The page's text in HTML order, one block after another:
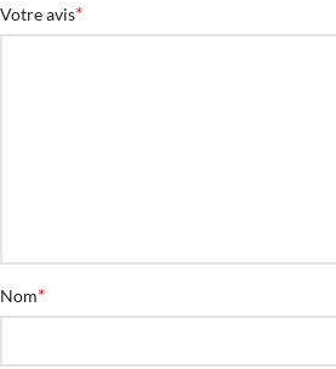
Votre avis*
Nom*